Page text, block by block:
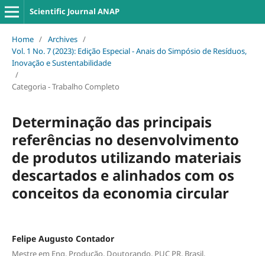
Scientific Journal ANAP
Home / Archives /
Vol. 1 No. 7 (2023): Edição Especial - Anais do Simpósio de Resíduos,
Inovação e Sustentabilidade
/
Categoria - Trabalho Completo
Determinação das principais
referências no desenvolvimento
de produtos utilizando materiais
descartados e alinhados com os
conceitos da economia circular
Felipe Augusto Contador